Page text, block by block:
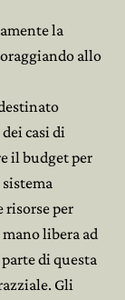
la
allo
casi di
il budget per
risorse per
libera ad
di questa
Gli